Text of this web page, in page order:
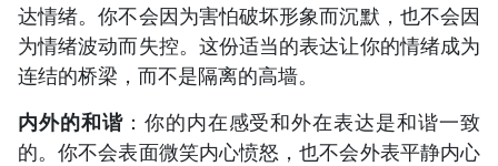
达情绪。你不会因为害怕破坏形象而沉默，也不会因
为情绪波动而失控。这份适当的表达让你的情绪成为
连结的桥梁，而不是隔离的高墙。
内外的和谐：你的内在感受和外在表达是和谐一致
的。你不会表面微笑内心愤怒，也不会外表平静内心